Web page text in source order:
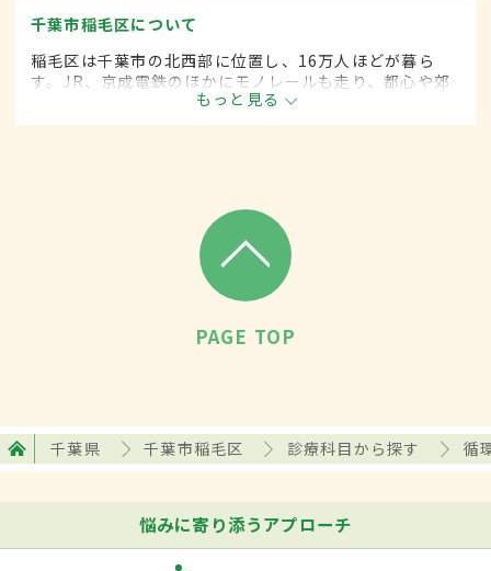
千葉市稲毛区について
稲毛区は千葉市の北西部に位置し、16万人ほどが暮ら
す。JR、京成電鉄のほかにモノレールも走り、都心や郊
外へのアクセスも便利だ。広い陸上競技場を備えたス
ポーツ施設や大学のキャンパスを有する文教地区でもあ
もっと見る
PAGE TOP
千葉県 千葉市稲毛区 診療科目から探す 循
悩みに寄り添うアプローチ